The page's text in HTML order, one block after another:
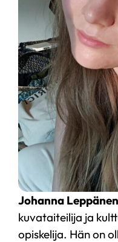
Johanna Leppänen
kuvataiteilija ja
opiskelija. Hän on